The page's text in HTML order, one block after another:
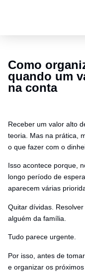
Como
quando um
na conta
Receber um valor alto
teoria. Mas na prática,
o que fazer com o
Isso acontece porque,
longo período de
aparecem várias
Quitar dívidas.
alguém da família.
Tudo parece urgente.
Por isso, antes de
e organizar os próximos